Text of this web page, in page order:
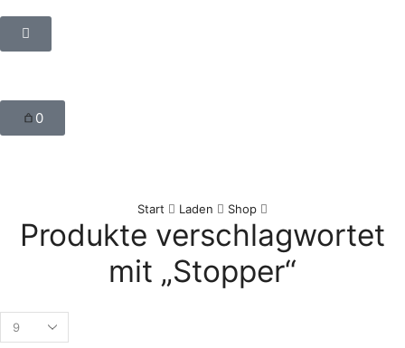
0
Start Laden Shop
Produkte verschlagwortet
mit „Stopper“